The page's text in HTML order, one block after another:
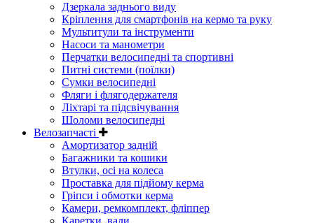
Дзеркала заднього виду
Кріплення для смартфонів на кермо та руку
Мультитули та інструменти
Насоси та манометри
Перчатки велосипедні та спортивні
Питні системи (поїлки)
Сумки велосипедні
Фляги і флягодержателя
Ліхтарі та підсвічування
Шоломи велосипедні
Велозапчасті
Амортизатор задній
Багажники та кошики
Втулки, осі на колеса
Проставка для підйому керма
Гріпси і обмотки керма
Камери, ремкомплект, фліппер